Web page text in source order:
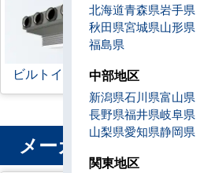
ビルトイン形 天井
メーカー から業
北海道青森県岩手県
秋田県宮城県山形県
福島県
中部地区
新潟県石川県富山県
長野県福井県岐阜県
山梨県愛知県静岡県
関東地区